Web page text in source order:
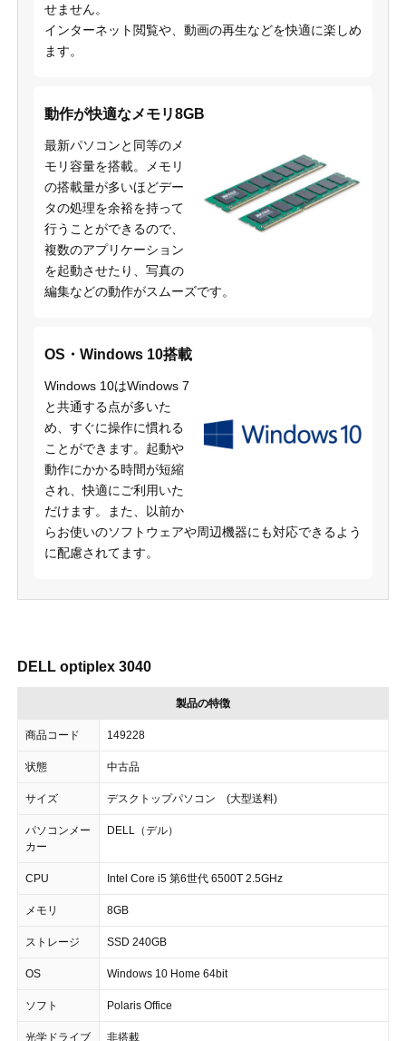
せません。
インターネット閲覧や、動画の再生などを快適に楽しめ
ます。
動作が快適なメモリ8GB
最新パソコンと同等のメ
モリ容量を搭載。メモリ
の搭載量が多いほどデー
タの処理を余裕を持って
行うことができるので、
複数のアプリケーション
を起動させたり、写真の
編集などの動作がスムーズです。
OS・Windows 10搭載
Windows 10はWindows 7
と共通する点が多いた
め、すぐに操作に慣れる
ことができます。起動や
動作にかかる時間が短縮
され、快適にご利用いた
だけます。また、以前か
らお使いのソフトウェアや周辺機器にも対応できるよう
に配慮されてます。
DELL optiplex 3040
製品の特徴
商品コード 149228
状態 中古品
サイズ デスクトップパソコン (大型送料)
パソコンメー
カー
DELL（デル）
CPU Intel Core i5 第6世代 6500T 2.5GHz
メモリ 8GB
ストレージ SSD 240GB
OS Windows 10 Home 64bit
ソフト Polaris Office
光学ドライブ 非搭載